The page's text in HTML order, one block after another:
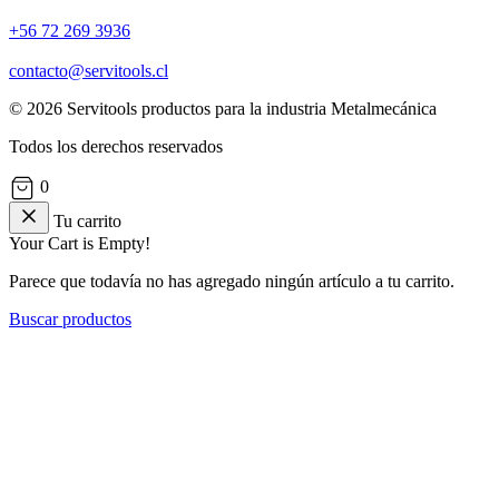
+56 72 269 3936
contacto@servitools.cl
© 2026 Servitools productos para la industria Metalmecánica
Todos los derechos reservados
0
Tu carrito
Your Cart is Empty!
Parece que todavía no has agregado ningún artículo a tu carrito.
Buscar productos